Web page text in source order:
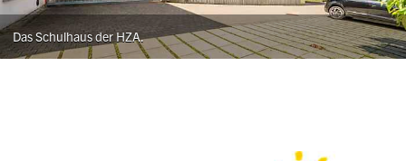
Das Schulhaus der HZA.